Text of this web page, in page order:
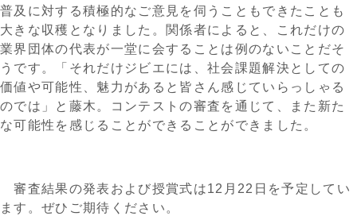
普及に対する積極的なご意見を伺うこともできたことも
大きな収穫となりました。関係者によると、これだけの
業界団体の代表が一堂に会することは例のないことだそ
うです。「それだけジビエには、社会課題解決としての
価値や可能性、魅力があると皆さん感じていらっしゃる
のでは」と藤木。コンテストの審査を通じて、また新た
な可能性を感じることができることができました。
審査結果の発表および授賞式は12月22日を予定してい
ます。ぜひご期待ください。